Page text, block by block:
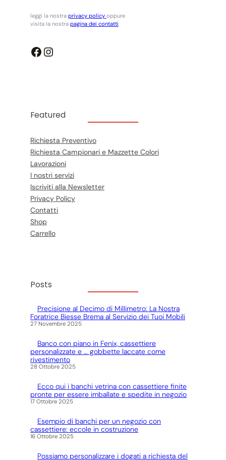
leggi la nostra privacy policy oppure
visita la nostra pagina dei contatti
Metti Franco srl – facebook page Instagram
Featured
Richiesta Preventivo
Richiesta Campionari e Mazzette Colori
Lavorazioni
I nostri servizi
Iscriviti alla Newsletter
Privacy Policy
Contatti
Shop
Carrello
Posts
Precisione al Decimo di Millimetro: La Nostra
Foratrice Biesse Brema al Servizio dei Tuoi Mobili
27 Novembre 2025
Banco con piano in Fenix, cassettiere
personalizzate e … gobbette laccate come
rivestimento
28 Ottobre 2025
Ecco qui i banchi vetrina con cassettiere finite
pronte per essere imballate e spedite in negozio
17 Ottobre 2025
Esempio di banchi per un negozio con
cassettiere: eccole in costruzione
16 Ottobre 2025
Possiamo personalizzare i dogati a richiesta del